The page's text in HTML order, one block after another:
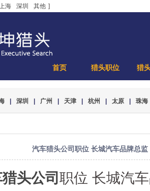
海 深圳 其他 ]
首页 猎头职位 猎
深圳 广州 天津 杭州 太原 珠海
汽车猎头公司职位 长城汽车品牌总监
头公司职位 长城汽